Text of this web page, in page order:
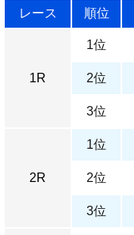
レース 順位
1R
1位
2位
3位
2R
1位
2位
3位